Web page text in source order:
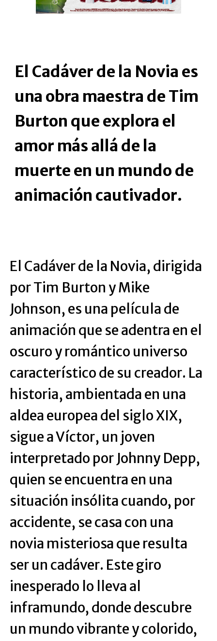
El Cadáver de la Novia es
una obra maestra de Tim
Burton que explora el
amor más allá de la
muerte en un mundo de
animación cautivador.
El Cadáver de la Novia, dirigida
por Tim Burton y Mike
Johnson, es una película de
animación que se adentra en el
oscuro y romántico universo
característico de su creador. La
historia, ambientada en una
aldea europea del siglo XIX,
sigue a Víctor, un joven
interpretado por Johnny Depp,
quien se encuentra en una
situación insólita cuando, por
accidente, se casa con una
novia misteriosa que resulta
ser un cadáver. Este giro
inesperado lo lleva al
inframundo, donde descubre
un mundo vibrante y colorido,